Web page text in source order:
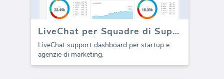
LiveChat per Squadre di Supporto
LiveChat support dashboard per startup e
agenzie di marketing.